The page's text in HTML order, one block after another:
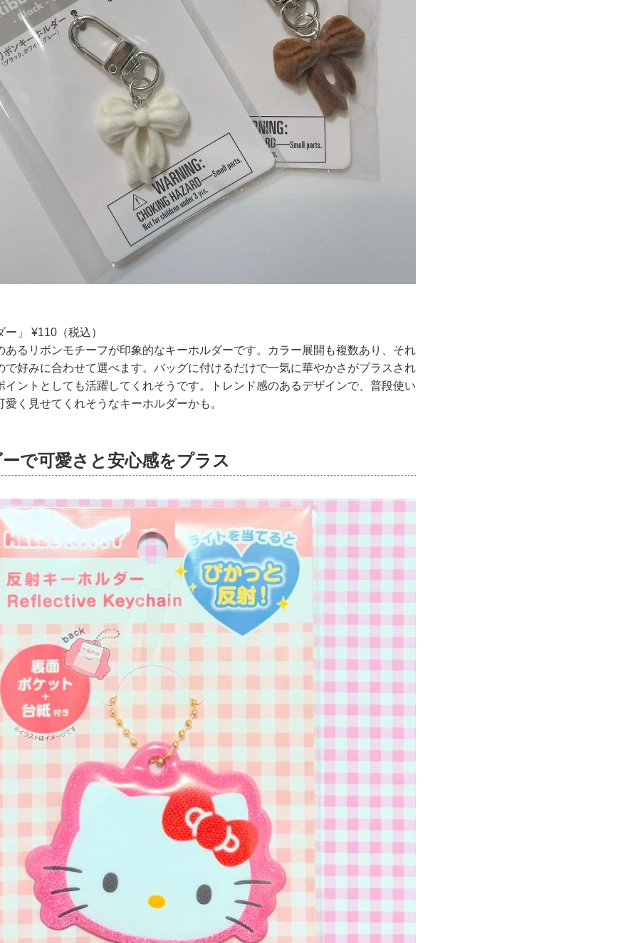
」 ¥110（税込）
あるリボンモチーフが印象的なキーホルダーです。カラー展開も複数あり、それ
で好みに合わせて選べます。バッグに付けるだけで一気に華やかさがプラスされ
イントとしても活躍してくれそうです。トレンド感のあるデザインで、普段使い
く見せてくれそうなキーホルダーかも。
で可愛さと安心感をプラス